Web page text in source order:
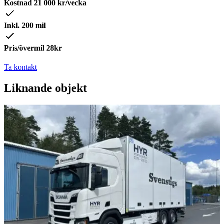
Kostnad 21 000 kr/vecka
Inkl. 200 mil
Pris/övermil 28kr
Ta kontakt
Liknande objekt